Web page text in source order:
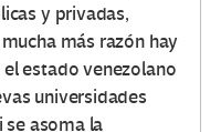
y privadas,
más razón hay
estado venezolano
universidades
se asoma la